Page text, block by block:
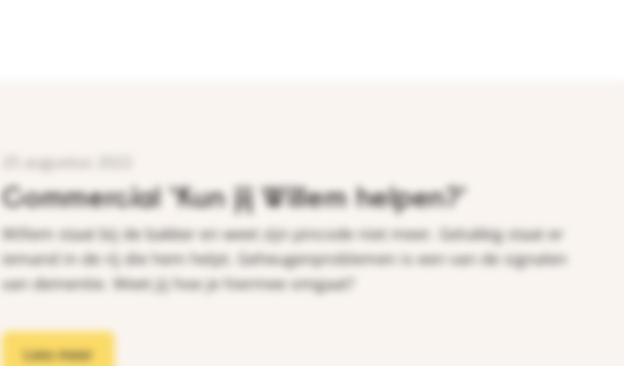
25 augustus 2022
Commercial ‘Kun jij Willem helpen?'
Willem staat bij de bakker en weet zijn pincode niet meer. Gelukkig staat er
iemand in de rij die hem helpt. Geheugenproblemen is een van de signalen
van dementie. Weet jij hoe je hiermee omgaat?
Lees meer